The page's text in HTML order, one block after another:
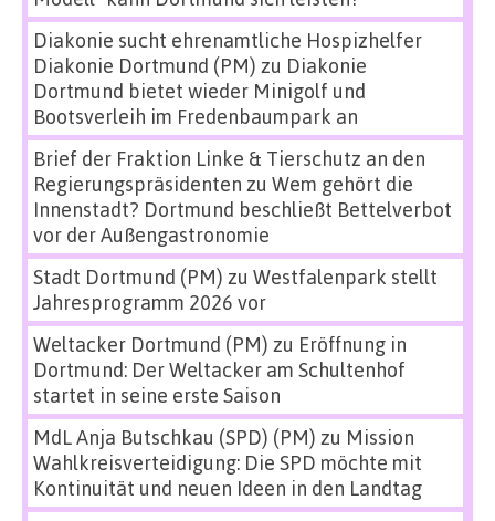
Diakonie sucht ehrenamtliche Hospizhelfer
Diakonie Dortmund (PM) zu Diakonie
Dortmund bietet wieder Minigolf und
Bootsverleih im Fredenbaumpark an
Brief der Fraktion Linke & Tierschutz an den
Regierungspräsidenten zu Wem gehört die
Innenstadt? Dortmund beschließt Bettelverbot
vor der Außengastronomie
Stadt Dortmund (PM) zu Westfalenpark stellt
Jahresprogramm 2026 vor
Weltacker Dortmund (PM) zu Eröffnung in
Dortmund: Der Weltacker am Schultenhof
startet in seine erste Saison
MdL Anja Butschkau (SPD) (PM) zu Mission
Wahlkreisverteidigung: Die SPD möchte mit
Kontinuität und neuen Ideen in den Landtag